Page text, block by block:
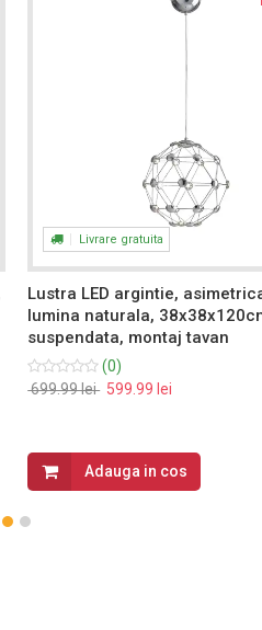
Livrare gratuita
Lustra LED argintie,
lumina naturala,
suspendata, montaj tavan
(0)
699.99 lei 599.99 lei
Adauga in cos